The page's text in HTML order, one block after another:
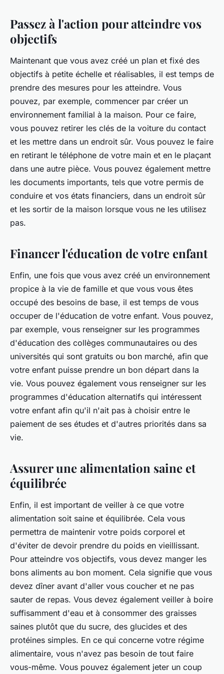
Passez à l'action pour atteindre vos
objectifs
Maintenant que vous avez créé un plan et fixé des
objectifs à petite échelle et réalisables, il est temps de
prendre des mesures pour les atteindre. Vous
pouvez, par exemple, commencer par créer un
environnement familial à la maison. Pour ce faire,
vous pouvez retirer les clés de la voiture du contact
et les mettre dans un endroit sûr. Vous pouvez le faire
en retirant le téléphone de votre main et en le plaçant
dans une autre pièce. Vous pouvez également mettre
les documents importants, tels que votre permis de
conduire et vos états financiers, dans un endroit sûr
et les sortir de la maison lorsque vous ne les utilisez
pas.
Financer l'éducation de votre enfant
Enfin, une fois que vous avez créé un environnement
propice à la vie de famille et que vous vous êtes
occupé des besoins de base, il est temps de vous
occuper de l'éducation de votre enfant. Vous pouvez,
par exemple, vous renseigner sur les programmes
d'éducation des collèges communautaires ou des
universités qui sont gratuits ou bon marché, afin que
votre enfant puisse prendre un bon départ dans la
vie. Vous pouvez également vous renseigner sur les
programmes d'éducation alternatifs qui intéressent
votre enfant afin qu'il n'ait pas à choisir entre le
paiement de ses études et d'autres priorités dans sa
vie.
Assurer une alimentation saine et
équilibrée
Enfin, il est important de veiller à ce que votre
alimentation soit saine et équilibrée. Cela vous
permettra de maintenir votre poids corporel et
d'éviter de devoir prendre du poids en vieillissant.
Pour atteindre vos objectifs, vous devez manger les
bons aliments au bon moment. Cela signifie que vous
devez dîner avant d'aller vous coucher et ne pas
sauter de repas. Vous devez également veiller à boire
suffisamment d'eau et à consommer des graisses
saines plutôt que du sucre, des glucides et des
protéines simples. En ce qui concerne votre régime
alimentaire, vous n'avez pas besoin de tout faire
vous-même. Vous pouvez également jeter un coup